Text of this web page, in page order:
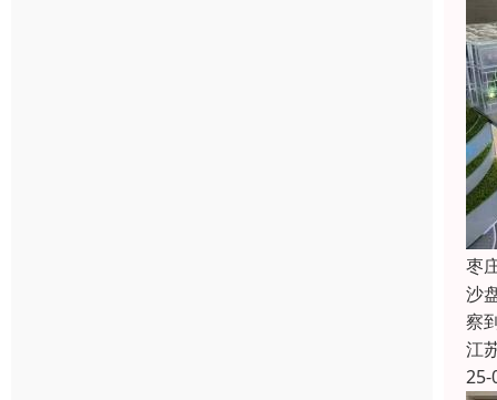
枣
沙
察
江
25-